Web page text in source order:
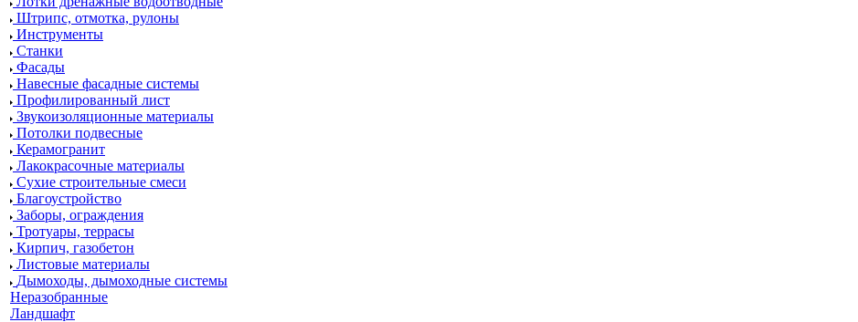
Штрипс, отмотка, рулоны
Инструменты
Станки
Фасады
Навесные фасадные системы
Профилированный лист
Звукоизоляционные материалы
Потолки подвесные
Керамогранит
Лакокрасочные материалы
Сухие строительные смеси
Благоустройство
Заборы, ограждения
Тротуары, террасы
Кирпич, газобетон
Листовые материалы
Дымоходы, дымоходные системы
Неразобранные
Ландшафт